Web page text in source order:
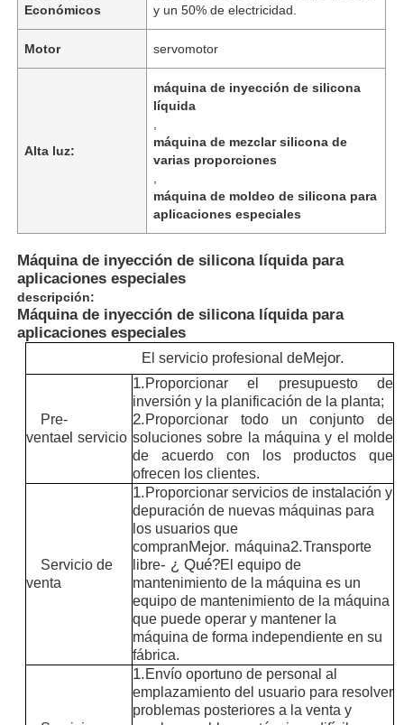
Productos
Sobre nosotros
Económicos
y un 50% de electricidad.
Motor servomotor
Alta luz:
máquina de inyección de silicona
líquida
máquina de mezclar silicona de
varias proporciones
máquina de moldeo de silicona para
aplicaciones especiales
Máquina de inyección de silicona líquida para
aplicaciones especiales
descripción:
Máquina de inyección de silicona líquida para
aplicaciones especiales
El servicio profesional deMejor.
Pre-
ventael servicio
1.Proporcionar el presupuesto de
inversión y la planificación de la planta;
2.Proporcionar todo un conjunto de
soluciones sobre la máquina y el molde
de acuerdo con los productos que
ofrecen los clientes.
Servicio de
venta
1.Proporcionar servicios de instalación y
depuración de nuevas máquinas para
los usuarios que
compranMejor. máquina2.Transporte
libre- ¿ Qué?El equipo de
mantenimiento de la máquina es un
equipo de mantenimiento de la máquina
que puede operar y mantener la
máquina de forma independiente en su
fábrica.
1.Envío oportuno de personal al
emplazamiento del usuario para resolver
problemas posteriores a la venta y